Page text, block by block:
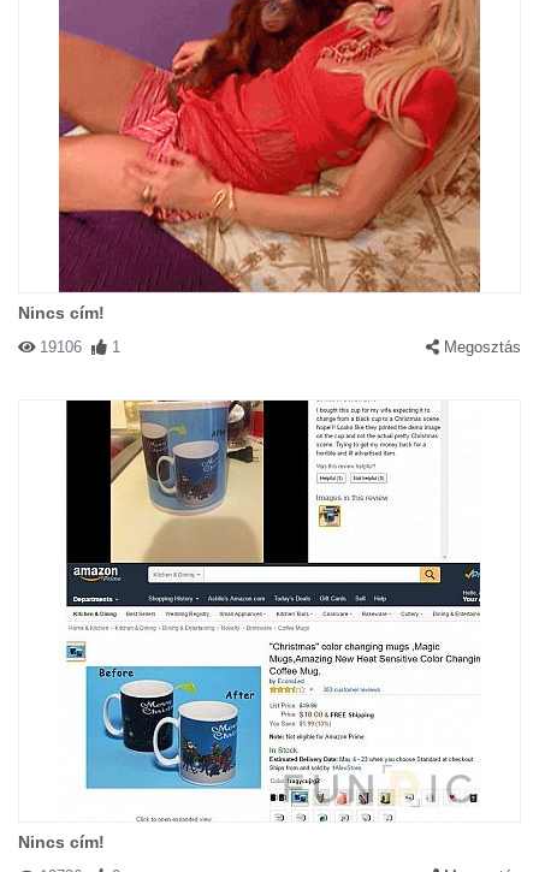
Nincs cím!
19106 1 Megosztás
Nincs cím!